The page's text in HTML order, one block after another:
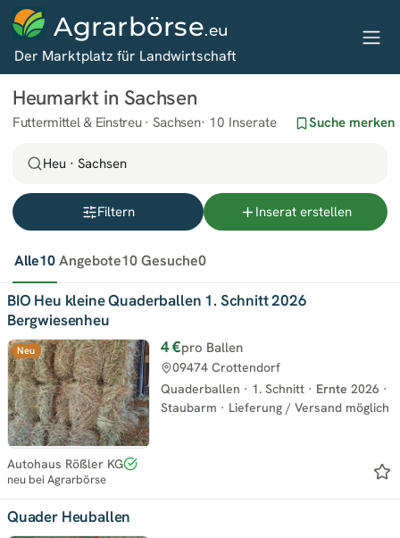
Agrarbörse.eu
Der Marktplatz für Landwirtschaft
Heumarkt in Sachsen
Futtermittel & Einstreu · Sachsen 10 Inserate Suche merken
Heu · Sachsen
Filtern Inserat erstellen
Alle10Angebote10Gesuche0
Neu
BIO Heu kleine Quaderballen 1. Schnitt 2026
Bergwiesenheu
4 €pro Ballen
Quaderballen · 1. Schnitt · Ernte 2026 ·
Staubarm · Lieferung / Versand möglich
09474 Crottendorf
Autohaus Rößler KG
neu bei Agrarbörse
Quader Heuballen